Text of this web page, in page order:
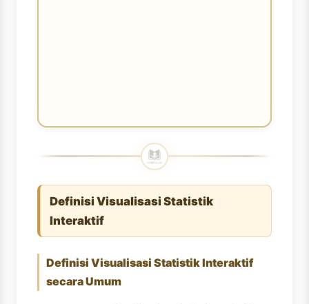
Definisi Visualisasi Statistik
Interaktif
Definisi Visualisasi Statistik Interaktif
secara Umum